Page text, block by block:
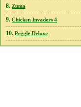
8. Zuma
9. Chicken Invaders 4
10. Peggle Deluxe